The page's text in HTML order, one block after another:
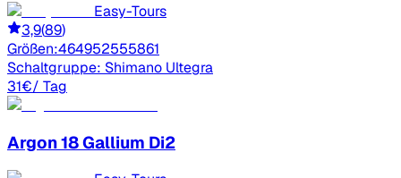
Easy-Tours
3,9(89)
Größen:464952555861
Schaltgruppe: Shimano Ultegra
31€/ Tag
Argon 18Gallium Di2